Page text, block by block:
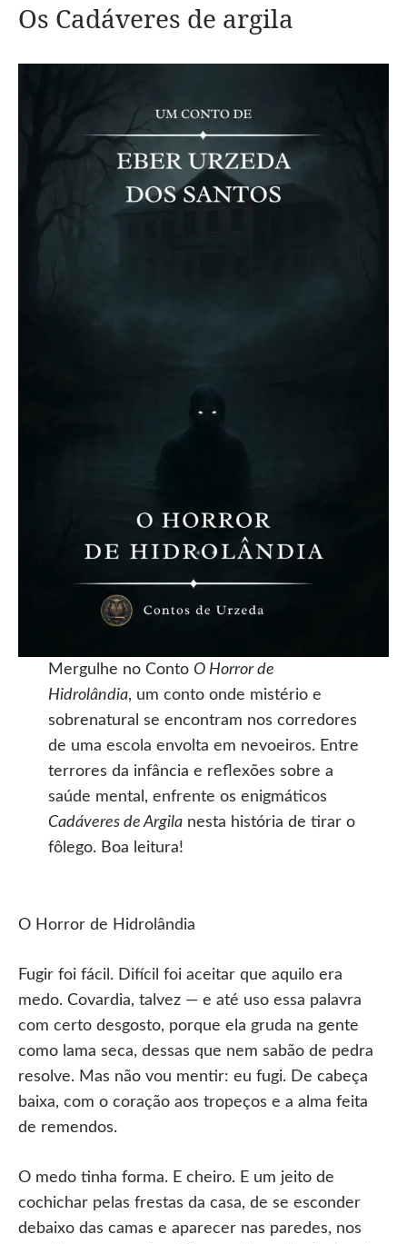
Os Cadáveres de argila
Mergulhe no Conto O Horror de
Hidrolândia, um conto onde mistério e
sobrenatural se encontram nos corredores
de uma escola envolta em nevoeiros. Entre
terrores da infância e reflexões sobre a
saúde mental, enfrente os enigmáticos
Cadáveres de Argilanesta história de tirar o
fôlego. Boa leitura!
O Horror de Hidrolândia
Fugir foi fácil. Difícil foi aceitar que aquilo era
medo. Covardia, talvez — e até uso essa palavra
com certo desgosto, porque ela gruda na gente
como lama seca, dessas que nem sabão de pedra
resolve. Mas não vou mentir: eu fugi. De cabeça
baixa, com o coração aos tropeços e a alma feita
de remendos.
O medo tinha forma. E cheiro. E um jeito de
cochichar pelas frestas da casa, de se esconder
debaixo das camas e aparecer nas paredes, nos